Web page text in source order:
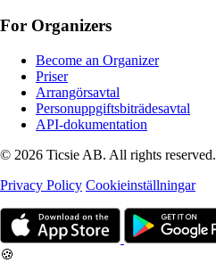
For Organizers
Become an Organizer
Priser
Arrangörsavtal
Personuppgiftsbiträdesavtal
API-dokumentation
© 2026 Ticsie AB. All rights reserved.
Privacy Policy Cookieinställningar
🍪